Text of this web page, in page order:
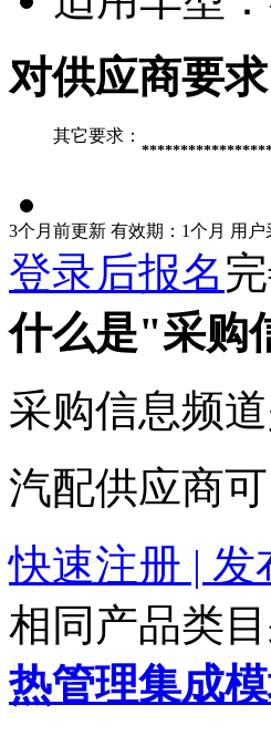
对供应商要求
其它要求：
3个月前更新 有效期：1个月 用户
登录后报名
什么是"采购
采购信息频
汽配供应商
快速注册 | 发
相同产品类
热管理集成